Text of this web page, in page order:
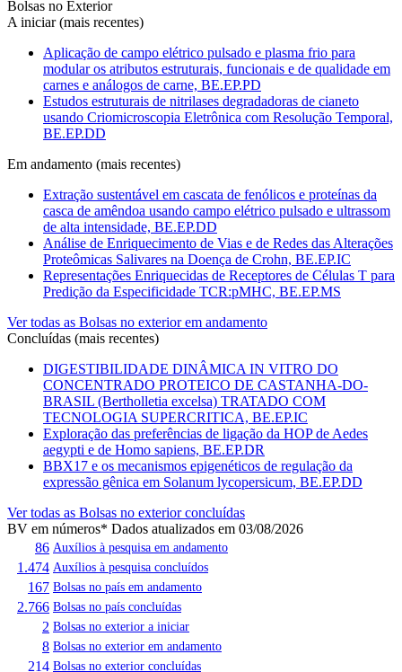
Bolsas no Exterior
A iniciar (mais recentes)
Aplicação de campo elétrico pulsado e plasma frio para
modular os atributos estruturais, funcionais e de qualidade em
carnes e análogos de carne, BE.EP.PD
Estudos estruturais de nitrilases degradadoras de cianeto
usando Criomicroscopia Eletrônica com Resolução Temporal,
BE.EP.DD
Em andamento (mais recentes)
Extração sustentável em cascata de fenólicos e proteínas da
casca de amêndoa usando campo elétrico pulsado e ultrassom
de alta intensidade, BE.EP.DD
Análise de Enriquecimento de Vias e de Redes das Alterações
Proteômicas Salivares na Doença de Crohn, BE.EP.IC
Representações Enriquecidas de Receptores de Células T para
Predição da Especificidade TCR:pMHC, BE.EP.MS
Ver todas as Bolsas no exterior em andamento
Concluídas (mais recentes)
DIGESTIBILIDADE DINÂMICA IN VITRO DO
CONCENTRADO PROTEICO DE CASTANHA-DO-
BRASIL (Bertholletia excelsa) TRATADO COM
TECNOLOGIA SUPERCRITICA, BE.EP.IC
Exploração das preferências de ligação da HOP de Aedes
aegypti e de Homo sapiens, BE.EP.DR
BBX17 e os mecanismos epigenéticos de regulação da
expressão gênica em Solanum lycopersicum, BE.EP.DD
Ver todas as Bolsas no exterior concluídas
BV em números* Dados atualizados em 03/08/2026
86 Auxílios à pesquisa em andamento
1.474 Auxílios à pesquisa concluídos
167 Bolsas no país em andamento
2.766 Bolsas no país concluídas
2 Bolsas no exterior a iniciar
8 Bolsas no exterior em andamento
214 Bolsas no exterior concluídas